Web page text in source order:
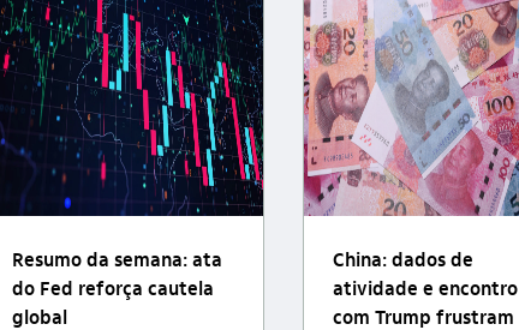
Resumo da semana: ata
do Fed reforça cautela
global
China: dados de
atividade e encontro
com Trump frustram